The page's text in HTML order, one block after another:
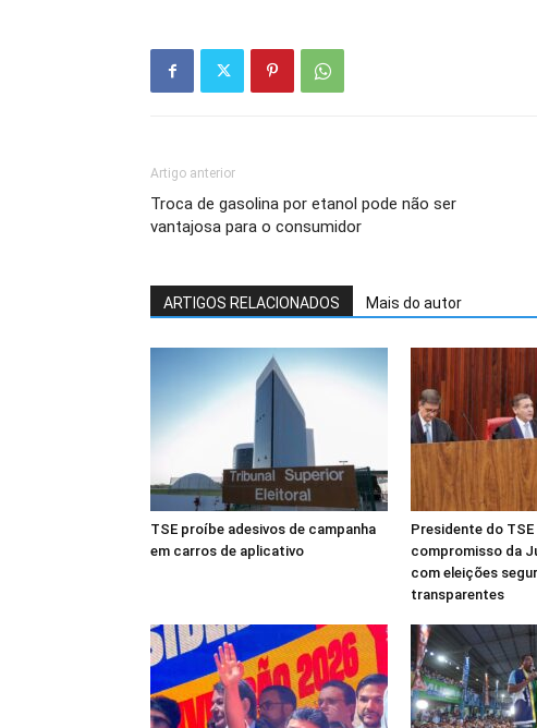
Artigo anterior
Troca de gasolina por etanol pode não ser
vantajosa para o consumidor
ARTIGOS RELACIONADOS Mais do autor
TSE proíbe adesivos de campanha
em carros de aplicativo
Presidente do
compromisso da
com eleições
transparentes